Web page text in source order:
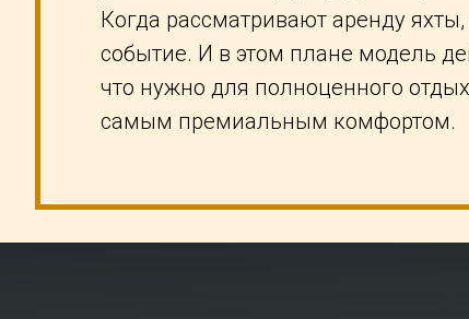
Когда рассматривают аренду
событие. И в этом плане модель
что нужно для полноценного
самым премиальным комфортом.